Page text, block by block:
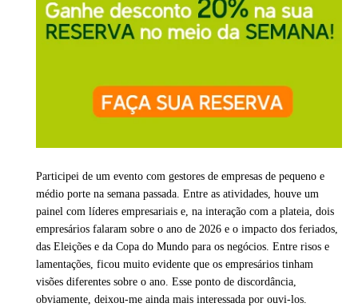
Participei de um evento com gestores de empresas de pequeno e
médio porte na semana passada. Entre as atividades, houve um
painel com líderes empresariais e, na interação com a plateia, dois
empresários falaram sobre o ano de 2026 e o impacto dos feriados,
das Eleições e da Copa do Mundo para os negócios. Entre risos e
lamentações, ficou muito evidente que os empresários tinham
visões diferentes sobre o ano. Esse ponto de discordância,
obviamente, deixou-me ainda mais interessada por ouvi-los.